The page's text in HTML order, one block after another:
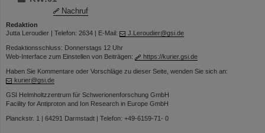
Nachruf
Redaktion
Jutta Leroudier | Telefon: 2634 | E-Mail:
J.Leroudier@gsi.de
Redaktionsschluss: Donnerstags 12 Uhr
Web-Interface zum Einstellen von Beiträgen:
https://kurier.gsi.de
Haben Sie Kommentare oder Vorschläge zu dieser Seite, wenden Sie sich an:
kurier@gsi.de
GSI Helmholtzzentrum für Schwerionenforschung GmbH
Facility for Antiproton and Ion Research in Europe GmbH
Planckstr. 1 | 64291 Darmstadt | Telefon: +49-6159-71- 0